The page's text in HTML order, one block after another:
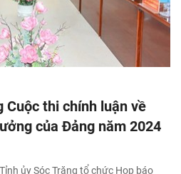
Cuộc thi chính luận về
của Đảng năm 2024
ủy Sóc Trăng tổ chức Họp báo